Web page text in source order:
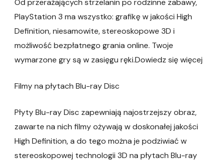
Od przerażających strzelanin po rodzinne zabawy,
PlayStation 3 ma wszystko: grafikę w jakości High
Definition, niesamowite, stereoskopowe 3D i
możliwość bezpłatnego grania online. Twoje
wymarzone gry są w zasięgu ręki.Dowiedz się więcej
Filmy na płytach Blu-ray Disc
Płyty Blu-ray Disc zapewniają najostrzejszy obraz,
zawarte na nich filmy ożywają w doskonałej jakości
High Definition, a do tego można je podziwiać w
stereoskopowej technologii 3D na płytach Blu-ray